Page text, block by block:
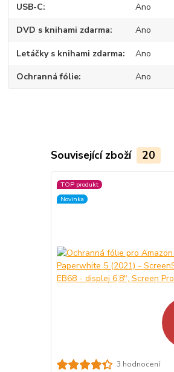
USB-C Ano
DVD s knihami zdarma Ano
Letáčky s knihami zdarma Ano
Ochranná fólie Ano
Související zboží 20
TOP produkt
Novinka
3 hodnocení